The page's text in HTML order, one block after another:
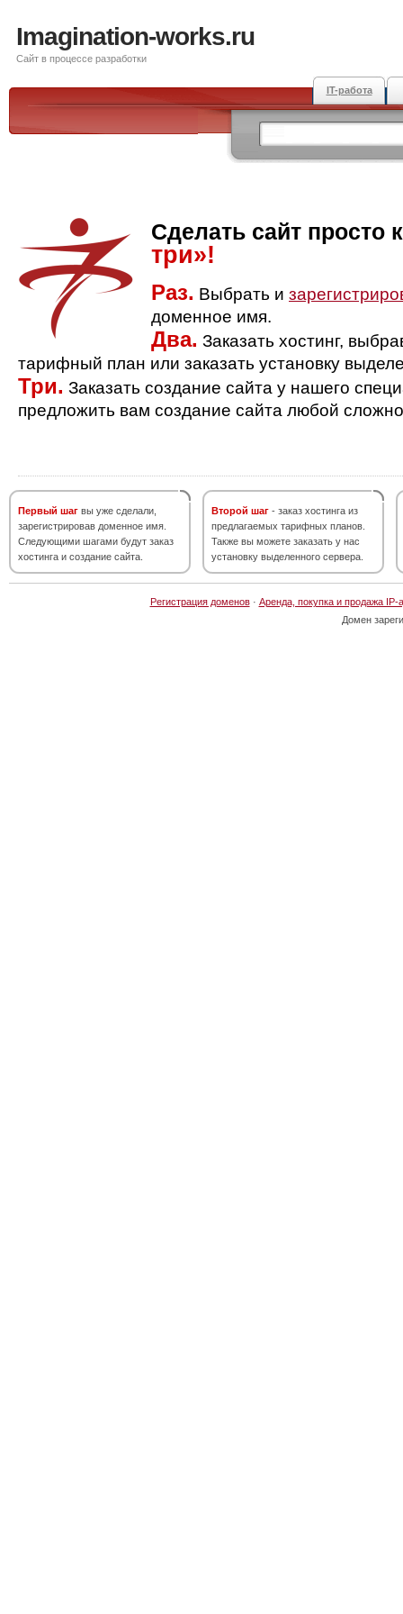
Imagination-works.ru
Сайт в процессе разработки
IT-работа
Сделать сайт просто
три»!
Раз. Выбрать и
доменное имя.
Два. Заказать хостинг,
тарифный план или заказать установку
Три. Заказать создание сайта у нашего
предложить вам создание сайта любой
Первый шаг вы уже сделали,
зарегистрировав доменное имя.
Следующими шагами будут заказ
хостинга и создание сайта.
Второй шаг - заказ хостинга из
предлагаемых тарифных планов.
Также вы можете заказать у нас
установку выделенного сервера.
Регистрация доменов· Аренда, покупка и продажа IP-
Домен